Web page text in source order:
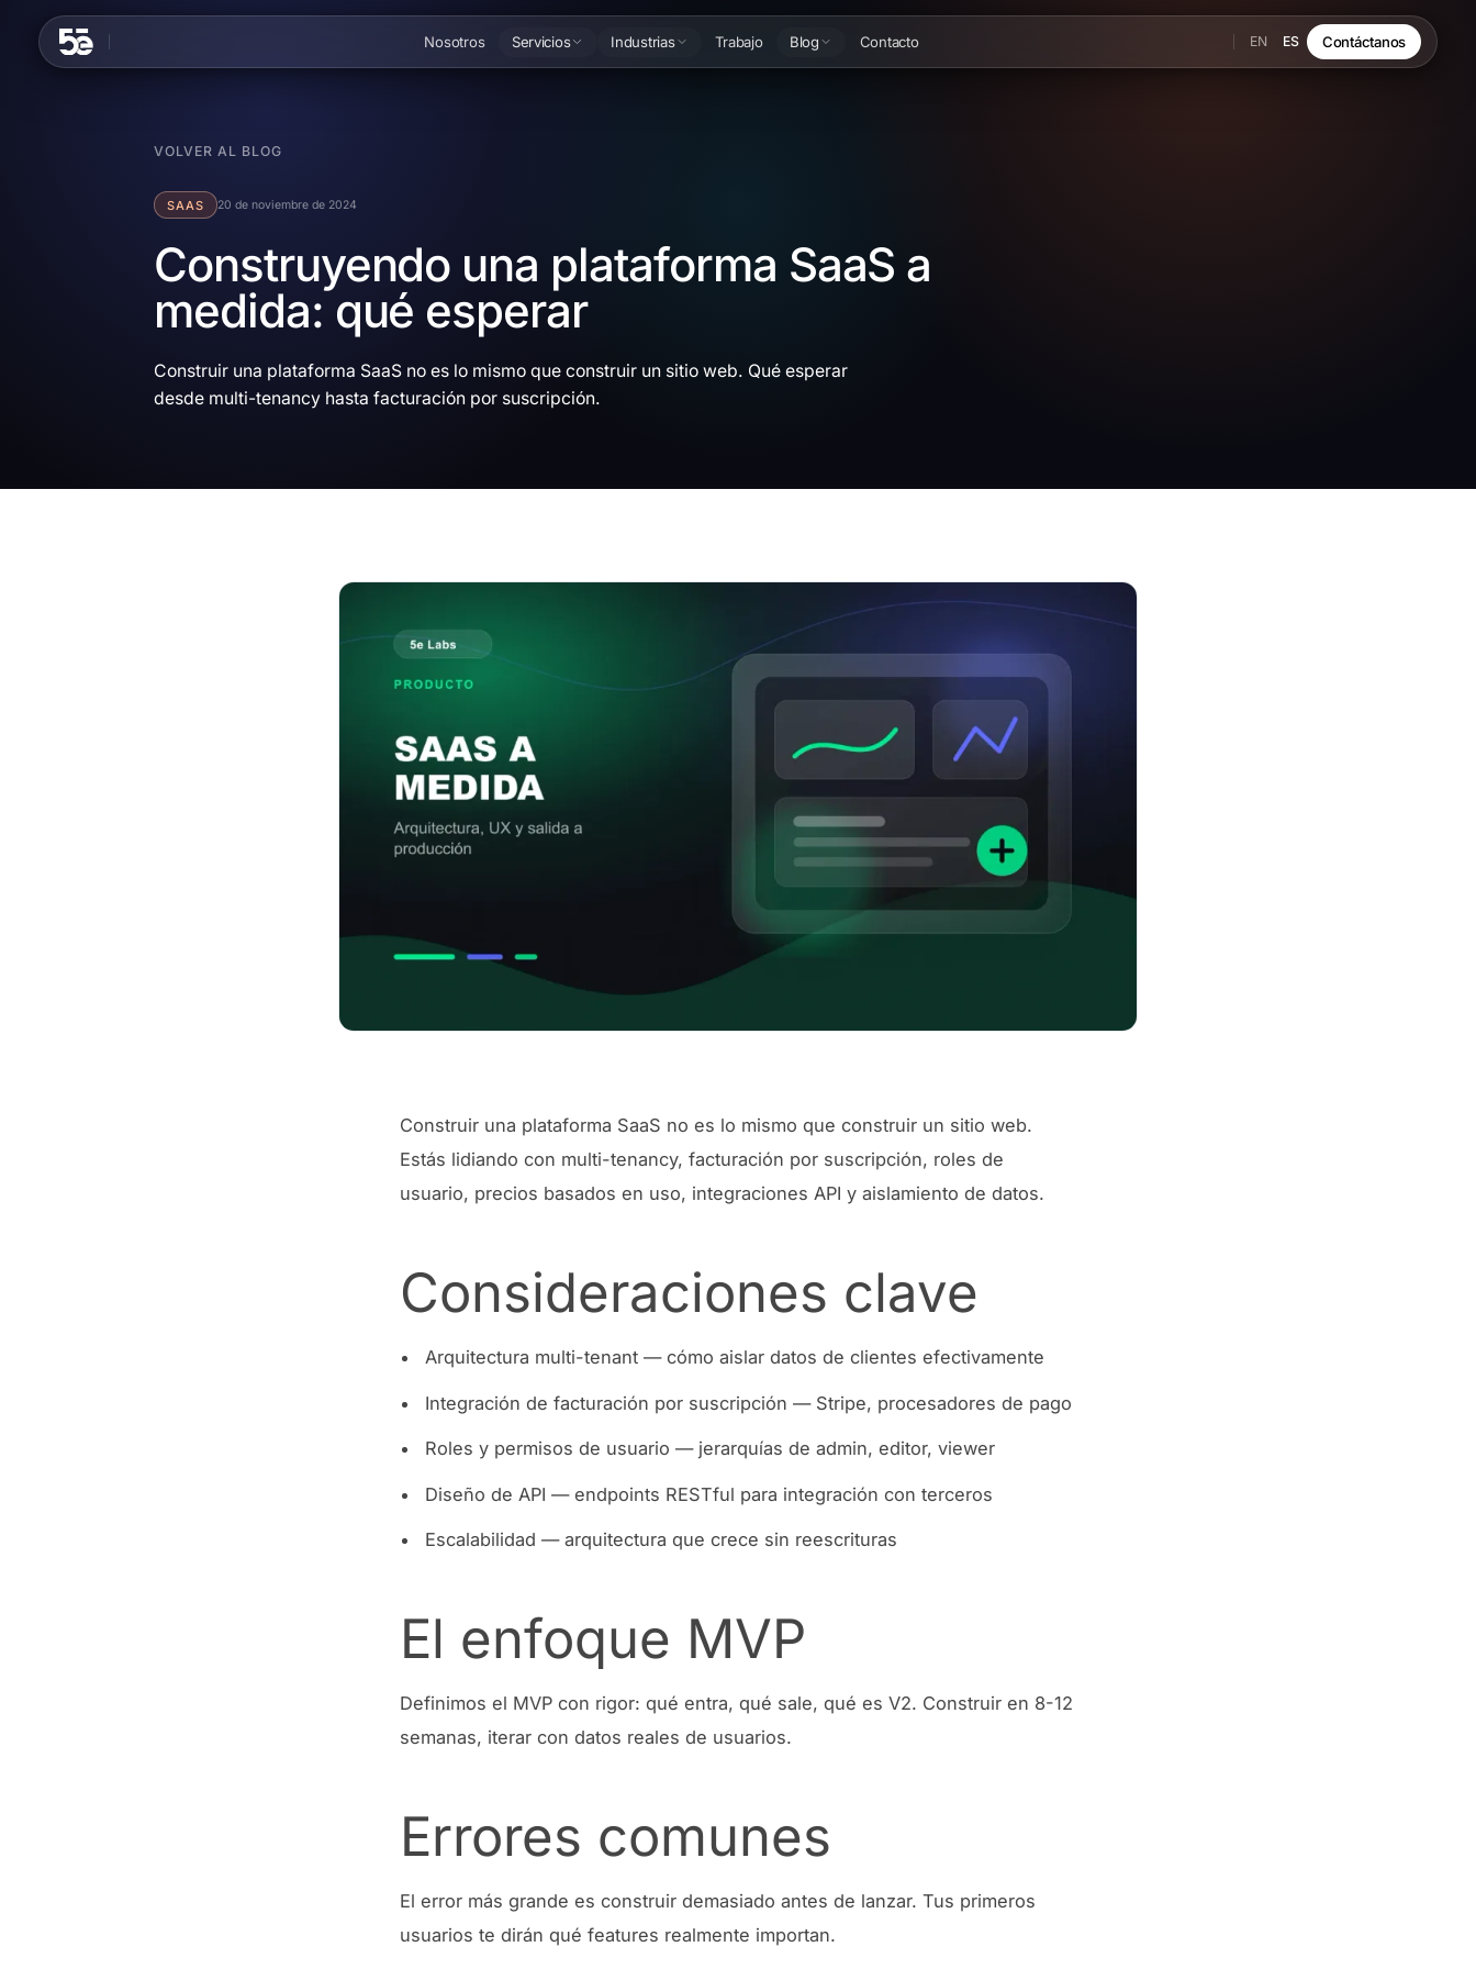
Nosotros Servicios Industrias Trabajo Blog Contacto EN ES Contáctanos
VOLVER AL BLOG
SAAS 20 de noviembre de 2024
Construyendo una plataforma SaaS a
medida: qué esperar
Construir una plataforma SaaS no es lo mismo que construir un sitio web. Qué esperar
desde multi-tenancy hasta facturación por suscripción.
Construir una plataforma SaaS no es lo mismo que construir un sitio web.
Estás lidiando con multi-tenancy, facturación por suscripción, roles de
usuario, precios basados en uso, integraciones API y aislamiento de datos.
Consideraciones clave
Arquitectura multi-tenant — cómo aislar datos de clientes efectivamente
Integración de facturación por suscripción — Stripe, procesadores de pago
Roles y permisos de usuario — jerarquías de admin, editor, viewer
Diseño de API — endpoints RESTful para integración con terceros
Escalabilidad — arquitectura que crece sin reescrituras
El enfoque MVP
Definimos el MVP con rigor: qué entra, qué sale, qué es V2. Construir en 8-12
semanas, iterar con datos reales de usuarios.
Errores comunes
El error más grande es construir demasiado antes de lanzar. Tus primeros
usuarios te dirán qué features realmente importan.